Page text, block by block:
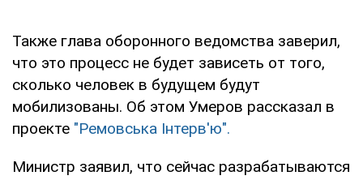
Также глава оборонного ведомства заверил,
что это процесс не будет зависеть от того,
сколько человек в будущем будут
мобилизованы. Об этом Умеров рассказал в
проекте "Ремовська Інтерв'ю".
Министр заявил, что сейчас разрабатываются